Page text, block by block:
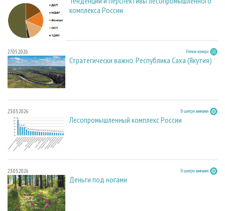
комплекса России
27.05.2026 Регион номера
Стратегически важно. Республика Саха (Якутия)
23.03.2026 В центре внимания
Лесопромышленный комплекс России
23.03.2026 В центре внимания
Деньги под ногами